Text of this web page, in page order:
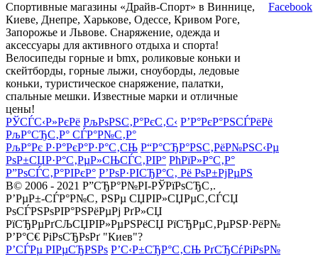
Спортивные магазины «Драйв-Спорт» в Виннице,
Киеве, Днепре, Харькове, Одессе, Кривом Роге,
Запорожье и Львове. Снаряжение, одежда и
аксессуары для активного отдыха и спорта!
Велосипеды горные и bmx, роликовые коньки и
скейтборды, горные лыжи, сноуборды, ледовые
коньки, туристическое снаряжение, палатки,
спальные мешки. Известные марки и отличные
цены!
Facebook
РЎСЃС‹Р»РєРё РљРѕРЅС‚Р°РєС‚С‹ Р’Р°РєР°РЅСЃРёРё
РљР°СЂС‚Р° СЃР°Р№С‚Р°
РљР°Рє Р·Р°РєР°Р·Р°С‚СЊ Р“Р°СЂР°РЅС‚РёР№РЅС‹Рµ
РѕР±СЏР·Р°С‚РµР»СЊСЃС‚РІР° РћРїР»Р°С‚Р°
Р”РѕСЃС‚Р°РІРєР° Р’РѕР·РІСЂР°С‚ Рё РѕР±РјРµРЅ
В© 2006 - 2021 Р”СЂР°Р№РІ-РЎРїРѕСЂС‚.
Р’РµР±-СЃР°Р№С‚ РЅРµ СЏРІР»СЏРµС‚СЃСЏ
РѕСЃРЅРѕРІР°РЅРёРµРј РґР»СЏ
РїСЂРµРґСЉСЏРІР»РµРЅРёСЏ РїСЂРµС‚РµРЅР·РёР№
Р’Р°С€ РіРѕСЂРѕРґ "Киев"?
Р’СЃРµ РІРµСЂРЅРѕ Р’С‹Р±СЂР°С‚СЊ РґСЂСѓРіРѕР№